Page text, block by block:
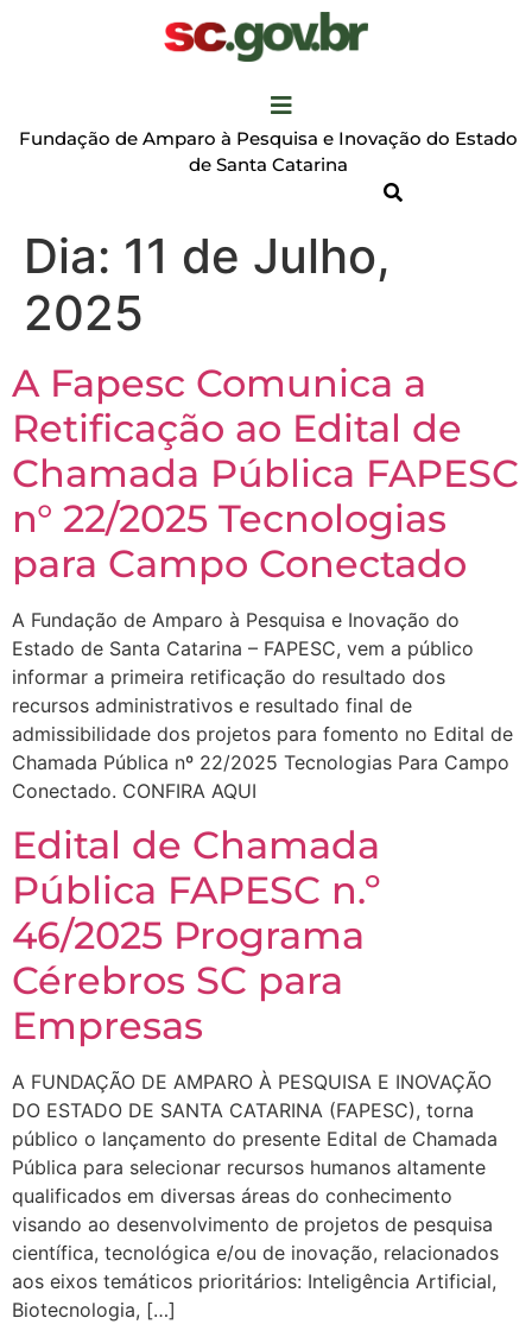
Fundação de Amparo à Pesquisa e Inovação do Estado
de Santa Catarina
Dia: 11 de Julho,
2025
A Fapesc Comunica a
Retificação ao Edital de
Chamada Pública FAPESC
n° 22/2025 Tecnologias
para Campo Conectado
A Fundação de Amparo à Pesquisa e Inovação do
Estado de Santa Catarina – FAPESC, vem a público
informar a primeira retificação do resultado dos
recursos administrativos e resultado final de
admissibilidade dos projetos para fomento no Edital de
Chamada Pública nº 22/2025 Tecnologias Para Campo
Conectado. CONFIRA AQUI
Edital de Chamada
Pública FAPESC n.º
46/2025 Programa
Cérebros SC para
Empresas
A FUNDAÇÃO DE AMPARO À PESQUISA E INOVAÇÃO
DO ESTADO DE SANTA CATARINA (FAPESC), torna
público o lançamento do presente Edital de Chamada
Pública para selecionar recursos humanos altamente
qualificados em diversas áreas do conhecimento
visando ao desenvolvimento de projetos de pesquisa
científica, tecnológica e/ou de inovação, relacionados
aos eixos temáticos prioritários: Inteligência Artificial,
Biotecnologia, […]